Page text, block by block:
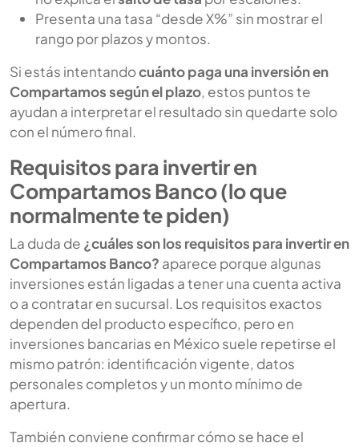
Presenta una tasa “desde X%” sin mostrar el
rango por plazos y montos.
Si estás intentandocuánto paga una inversión en
Compartamos según el plazo, estos puntos te
ayudan a interpretar el resultado sin quedarte solo
con el número final.
Requisitos para invertir en
Compartamos Banco (lo que
normalmente te piden)
La duda de ¿cuáles son los requisitos para invertir en
Compartamos Banco? aparece porque algunas
inversiones están ligadas a tener una cuenta activa
o a contratar en sucursal. Los requisitos exactos
dependen del producto específico, pero en
inversiones bancarias en México suele repetirse el
mismo patrón: identificación vigente, datos
personales completos y un monto mínimo de
apertura.
También conviene confirmar cómo se hace el